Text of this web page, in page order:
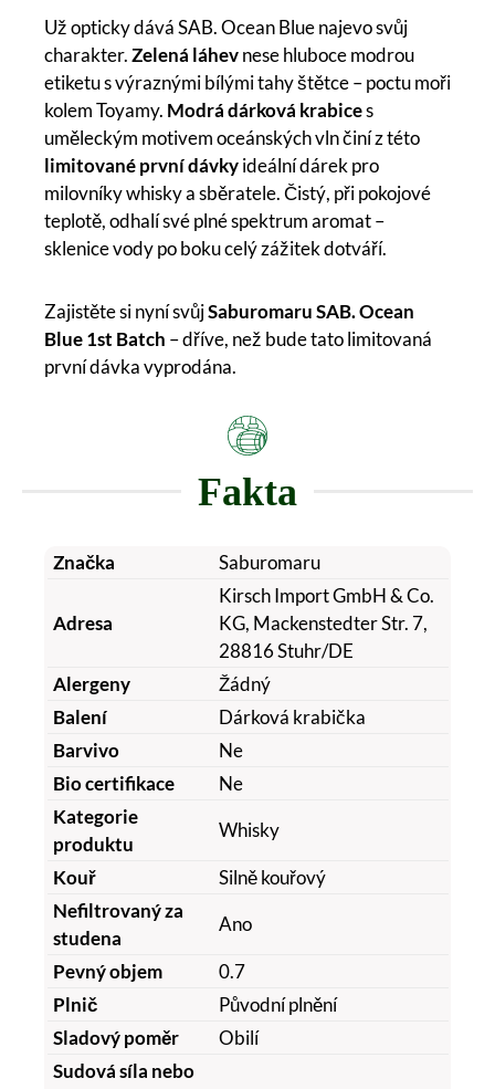
Už opticky dává SAB. Ocean Blue najevo svůj
charakter.Zelená láhevnese hluboce modrou
etiketu s výraznými bílými tahy štětce – poctu moři
kolem Toyamy. Modrá dárková krabices
uměleckým motivem oceánských vln činí z této
limitované první dávkyideální dárek pro
milovníky whisky a sběratele. Čistý, při pokojové
teplotě, odhalí své plné spektrum aromat –
sklenice vody po boku celý zážitek dotváří.
Zajistěte si nyní svůjSaburomaru SAB. Ocean
Blue 1st Batch – dříve, než bude tato limitovaná
první dávka vyprodána.
Fakta
Značka Saburomaru
Adresa
Kirsch Import GmbH & Co.
KG, Mackenstedter Str. 7,
28816 Stuhr/DE
Alergeny
Žádný
Balení
Dárková krabička
Barvivo
Ne
Bio certifikace
Ne
Kategorie
produktu
Whisky
Kouř
Silně kouřový
Nefiltrovaný za
studena
Ano
Pevný objem
0.7
Plnič
Původní plnění
Sladový poměr
Obilí
Sudová síla nebo